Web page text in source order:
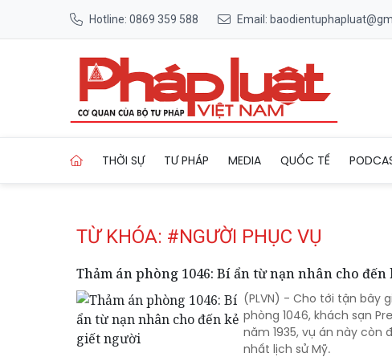
Hotline: 0869 359 588 Email:
THỜI SỰ TƯ PHÁP MEDIA QUỐC TẾ
TỪ KHÓA: #NGƯỜI PHỤC VỤ
Thảm án phòng 1046: Bí ẩn từ nạn nhân cho
(PLVN) - Cho tới tận bây
phòng 1046, khách sạn
năm 1935, vụ án này
nhất lịch sử Mỹ.